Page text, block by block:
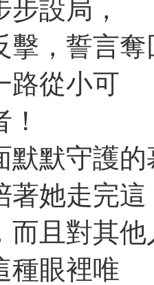
設局，
擊，誓言
路從小可
默默守護
著她走完這
而且對其
種眼裡唯